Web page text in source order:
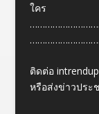
ใคร
ติดต่อ
หรือส่งข่าวประ